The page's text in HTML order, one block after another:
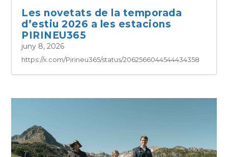
Les novetats de la temporada
d’estiu 2026 a les estacions
PIRINEU365
juny 8, 2026
https://x.com/Pirineu365/status/2062566044544434358